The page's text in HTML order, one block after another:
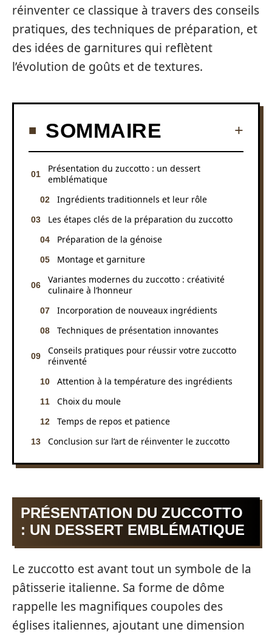
réinventer ce classique à travers des conseils
pratiques, des techniques de préparation, et
des idées de garnitures qui reflètent
l’évolution de goûts et de textures.
SOMMAIRE
Présentation du zuccotto : un dessert
emblématique
Ingrédients traditionnels et leur rôle
Les étapes clés de la préparation du zuccotto
Préparation de la génoise
Montage et garniture
Variantes modernes du zuccotto : créativité
culinaire à l’honneur
Incorporation de nouveaux ingrédients
Techniques de présentation innovantes
Conseils pratiques pour réussir votre zuccotto
réinventé
Attention à la température des ingrédients
Choix du moule
Temps de repos et patience
Conclusion sur l’art de réinventer le zuccotto
PRÉSENTATION DU ZUCCOTTO
: UN DESSERT EMBLÉMATIQUE
Le zuccotto est avant tout un symbole de la
pâtisserie italienne. Sa forme de dôme
rappelle les magnifiques coupoles des
églises italiennes, ajoutant une dimension